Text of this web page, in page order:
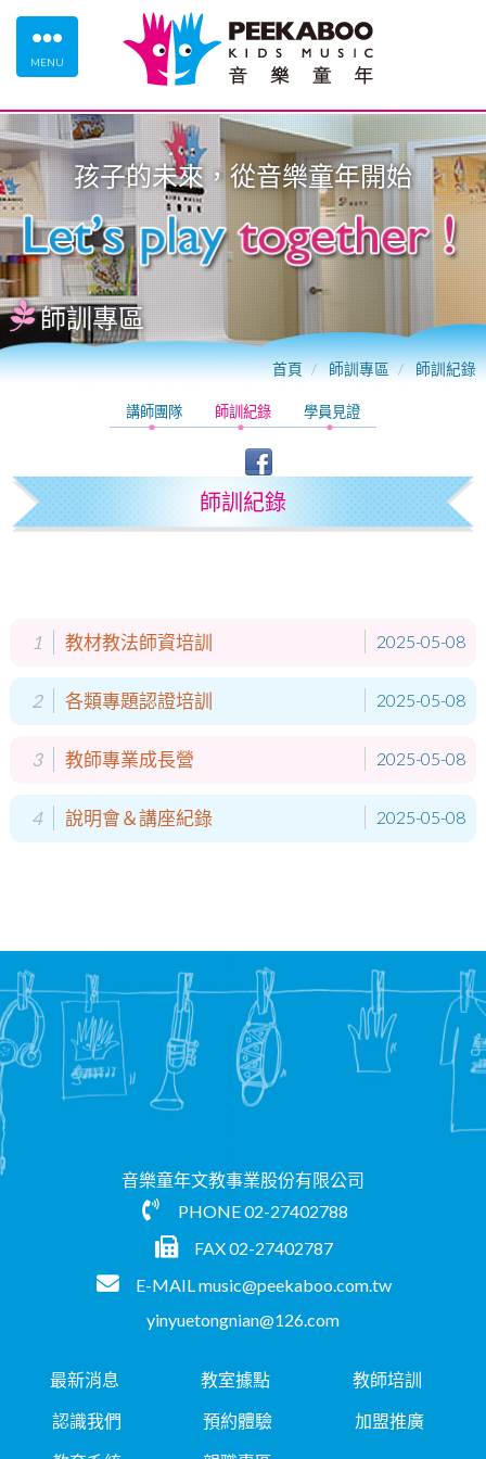
MENU
孩子的未來，從音樂童年開始
首頁 師訓專區 師訓紀錄
師訓專區
講師團隊 師訓紀錄 學員見證
師訓紀錄
1 教材教法師資培訓 2025-05-08
2 各類專題認證培訓 2025-05-08
3 教師專業成長營 2025-05-08
4 說明會＆講座紀錄 2025-05-08
音樂童年文教事業股份有限公司
PHONE02-27402788
FAX 02-27402787
E-MAILmusic@peekaboo.com.tw
yinyuetongnian@126.com
最新消息 教室據點
教師培訓
認識我們
預約體驗
加盟推廣